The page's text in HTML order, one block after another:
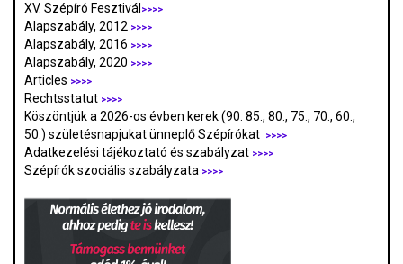
XV. Szépíró Fesztivál >>>>
Alapszabály, 2012 >>>>
Alapszabály, 2016 >>>>
Alapszabály, 2020 >>>>
Articles >>>>
Rechtsstatut >>>>
Köszöntjük a 2026-os évben kerek (90. 85., 80., 75., 70., 60.,
50.) születésnapjukat ünneplő Szépírókat
>>>>
Adatkezelési tájékoztató és szabályzat >>>>
Szépírók szociális szabályzata >>>>